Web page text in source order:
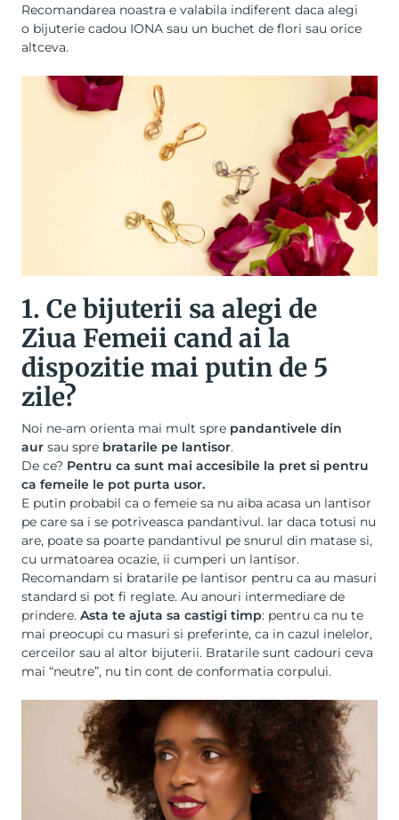
Recomandarea noastra e valabila indiferent daca alegi
o bijuterie cadou IONA sau un buchet de flori sau orice
altceva.
1. Ce bijuterii sa alegi de
Ziua Femeii cand ai la
dispozitie mai putin de 5
zile?
Noi ne-am orienta mai mult spre pandantivele din
aur sau spre bratarile pe lantisor.
De ce? Pentru ca sunt mai accesibile la pret si pentru
ca femeile le pot purta usor.
E putin probabil ca o femeie sa nu aiba acasa un lantisor
pe care sa i se potriveasca pandantivul. Iar daca totusi nu
are, poate sa poarte pandantivul pe snurul din matase si,
cu urmatoarea ocazie, ii cumperi un lantisor.
Recomandam si bratarile pe lantisor pentru ca au masuri
standard si pot fi reglate. Au anouri intermediare de
prindere. Asta te ajuta sa castigi timp: pentru ca nu te
mai preocupi cu masuri si preferinte, ca in cazul inelelor,
cerceilor sau al altor bijuterii. Bratarile sunt cadouri ceva
mai “neutre”, nu tin cont de conformatia corpului.